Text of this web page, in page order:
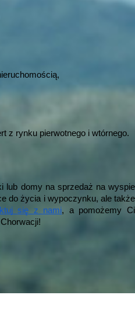
z rynku pierwotnego i wtórnego.
lub domy na sprzedaż na wyspie
do życia i wypoczynku, ale także
się z nami, a pomożemy Ci